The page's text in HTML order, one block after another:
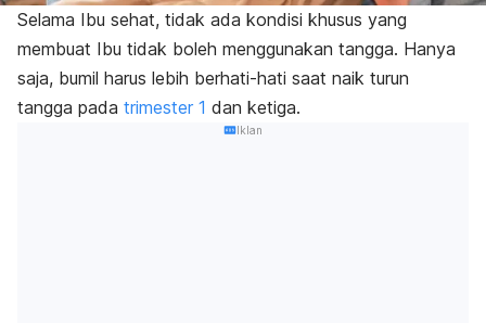
Selama Ibu sehat, tidak ada kondisi khusus yang
membuat Ibu tidak boleh menggunakan tangga. Hanya
saja, bumil harus lebih berhati-hati saat naik turun
tangga pada trimester 1 dan ketiga.
Iklan